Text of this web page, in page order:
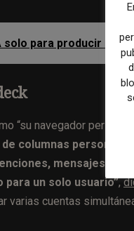
solo para producir
“su navegador
columnas
mensajes
un solo usuario”,
varias cuentas